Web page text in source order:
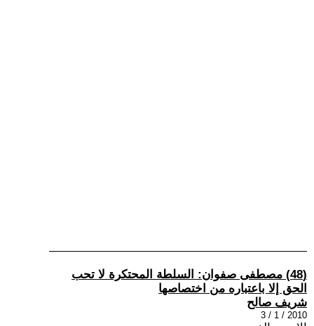
(48) مصطفى صفوان: السلطة المحتكرة لا تحب
الحق إلا باعتباره من اختصاصها
شريف صالح
2010 / 1 / 3